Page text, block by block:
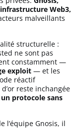
Web3,
malveillants
structurelle :
ne sont pas
constamment —
exploit — et les
réactif
reste inchangée
protocole sans
l’équipe Gnosis, il